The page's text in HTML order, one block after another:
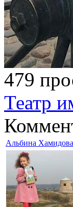
479
Театр
Альбина Хамидова